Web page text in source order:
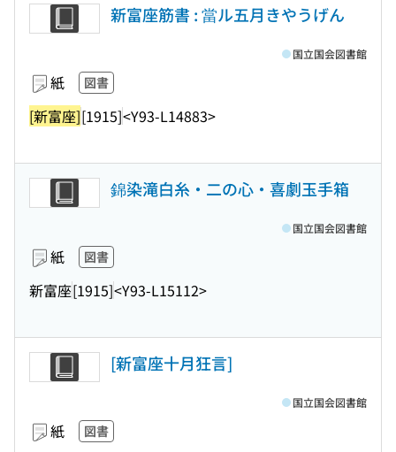
新富座筋書 : 當ル五月きやうげん
紙 図書
[新富座][1915]<Y93-L14883>
国立国会図書館
錦染滝白糸・二の心・喜劇玉手箱
紙 図書
新富座[1915]<Y93-L15112>
国立国会図書館
[新富座十月狂言]
紙 図書
国立国会図書館